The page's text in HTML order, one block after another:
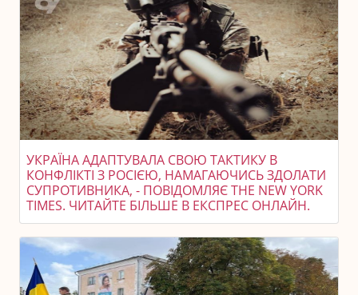
УКРАЇНА АДАПТУВАЛА СВОЮ ТАКТИКУ В
КОНФЛІКТІ З РОСІЄЮ, НАМАГАЮЧИСЬ ЗДОЛАТИ
СУПРОТИВНИКА, - ПОВІДОМЛЯЄ THE NEW YORK
TIMES. ЧИТАЙТЕ БІЛЬШЕ В ЕКСПРЕС ОНЛАЙН.